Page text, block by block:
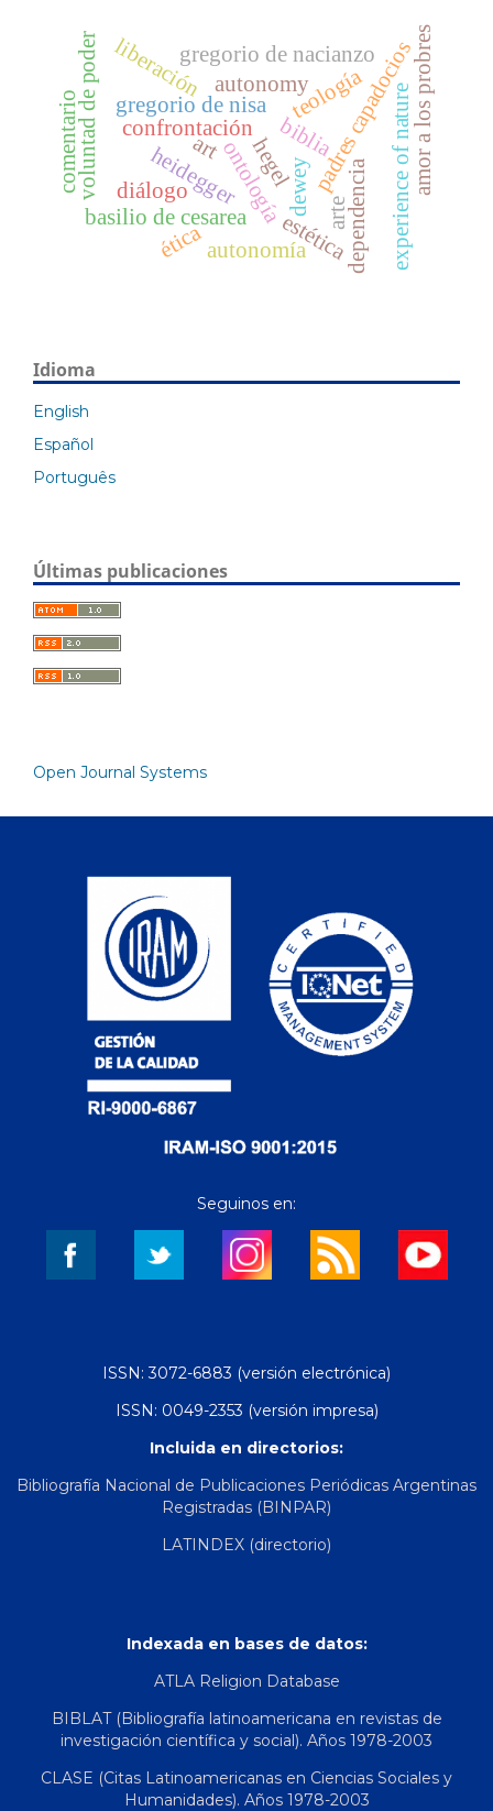
biblia
teología
heideggerhegel
ontología
confrontación padres capadocios
basilio de cesarea
gregorio de nisa
gregorio de nacianzo amor a los probres
dependencia
voluntad de poder liberación
diálogo
ética
comentario dewey arte experience of nature
art
estética
autonomía
autonomy
Idioma
English
Español
Português
Últimas publicaciones
Open Journal Systems
Seguinos en:
ISSN: 3072-6883 (versión electrónica)
ISSN: 0049-2353 (versión impresa)
Incluida en directorios:
Bibliografía Nacional de Publicaciones Periódicas Argentinas
Registradas (BINPAR)
LATINDEX (directorio)
Indexada en bases de datos:
ATLA Religion Database
BIBLAT (Bibliografía latinoamericana en revistas de
investigación científica y social). Años 1978-2003
CLASE (Citas Latinoamericanas en Ciencias Sociales y
Humanidades). Años 1978-2003